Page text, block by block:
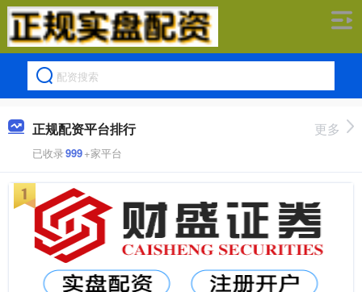
正规配资平台排行
已收录999+家平台
更多